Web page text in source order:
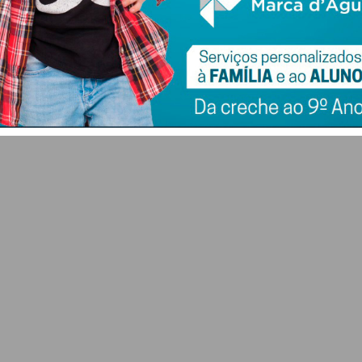
eletrónica no
“Concerto A’Gosto”
em Paços de Ferreira
6 DE AGOSTO 2026
mortalidade de
peixes no rio Eiriz
6 DE AGOSTO 2026